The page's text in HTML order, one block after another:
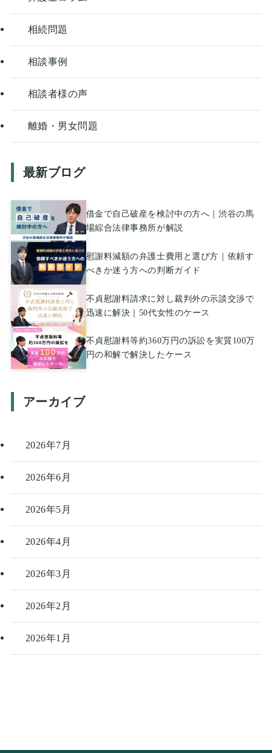
相続問題
相談事例
相談者様の声
離婚・男女問題
最新ブログ
借金で自己破産を検討中の方へ｜渋谷の馬
場綜合法律事務所が解説
慰謝料減額の弁護士費用と選び方｜依頼す
べきか迷う方への判断ガイド
不貞慰謝料請求に対し裁判外の示談交渉で
迅速に解決｜50代女性のケース
不貞慰謝料等約360万円の訴訟を実質100万
円の和解で解決したケース
アーカイブ
2026年7月
2026年6月
2026年5月
2026年4月
2026年3月
2026年2月
2026年1月